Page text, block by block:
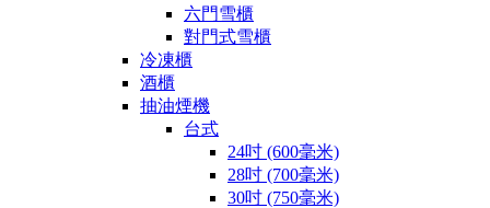
六門雪櫃
對門式雪櫃
冷凍櫃
酒櫃
抽油煙機
台式
24吋 (600毫米)
28吋 (700毫米)
30吋 (750毫米)